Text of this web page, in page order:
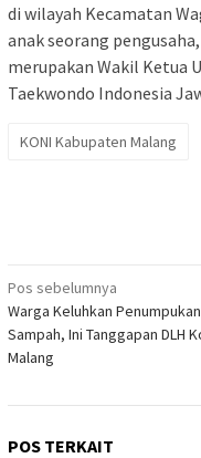
di wilayah Kecamatan
anak seorang
merupakan Wakil Ketua
Taekwondo Indonesia
KONI Kabupaten Malang
Navigasi
pos
Pos sebelumnya
Warga Keluhkan Penumpukan
Sampah, Ini Tanggapan DLH
Malang
POS TERKAIT